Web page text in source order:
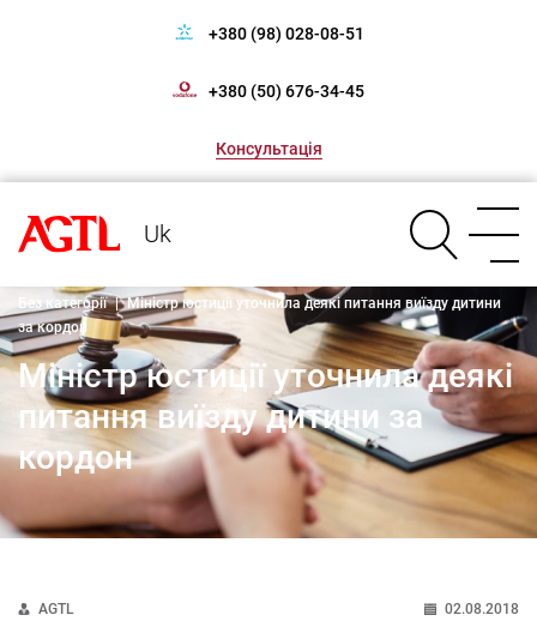
+380 (98) 028-08-51
+380 (50) 676-34-45
Консультація
Uk
Без категорії | Міністр юстиції уточнила деякі питання виїзду дитини
за кордон
Міністр юстиції уточнила деякі
питання виїзду дитини за
кордон
AGTL 02.08.2018